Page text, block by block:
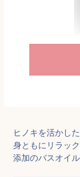
ヒノキを活かし
身ともにリラッ
添加のバスオイ